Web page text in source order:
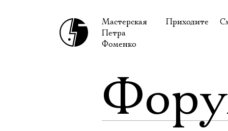
Мастерская
Петра
Фоменко
Приходите
Доступ для
Правила